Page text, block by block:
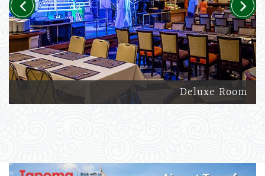
Deluxe Room
Previous Next